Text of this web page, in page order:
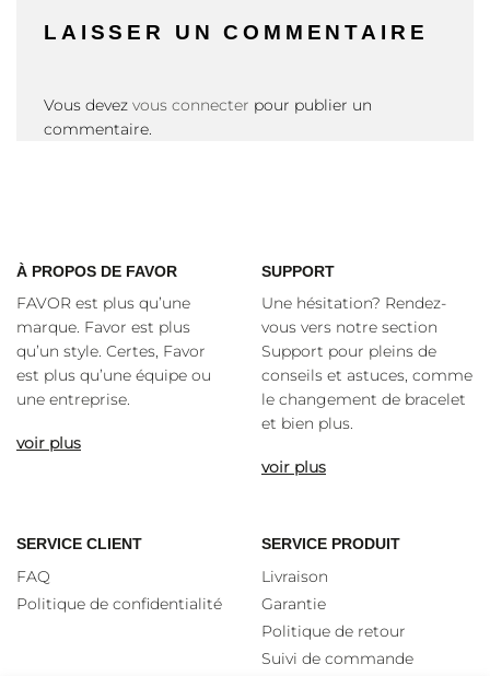
LAISSER UN COMMENTAIRE
Vous devez vous connecter pour publier un
commentaire.
À PROPOS DE FAVOR
FAVOR est plus qu’une
marque. Favor est plus
qu’un style. Certes, Favor
est plus qu’une équipe ou
une entreprise.
voir plus
SUPPORT
Une hésitation? Rendez-
vous vers notre section
Support pour pleins de
conseils et astuces, comme
le changement de bracelet
et bien plus.
voir plus
SERVICE CLIENT
FAQ
Politique de confidentialité
SERVICE PRODUIT
Livraison
Garantie
Politique de retour
Suivi de commande